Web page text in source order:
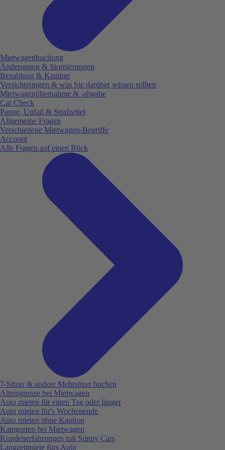
Mietwagenbuchung
Änderungen & Stornierungen
Bezahlung & Kaution
Versicherungen & was Sie darüber wissen sollten
Mietwagenübernahme & -abgabe
Car Check
Panne, Unfall & Strafzettel
Allgemeine Fragen
Verschiedene Mietwagen-Begriffe
Account
Alle Fragen auf einen Blick
7-Sitzer & andere Mehrsitzer buchen
Altersgrenze bei Mietwagen
Auto mieten für einen Tag oder länger
Auto mieten für's Wochenende
Auto mieten ohne Kaution
Kategorien bei Mietwagen
Kundenerfahrungen mit Sunny Cars
Langzeitmiete fürs Auto